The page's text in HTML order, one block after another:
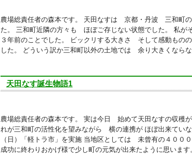
農場総責任者の森本です。 天田なすは 京都・丹波 三和町
た。 三和町近隣の方々も ほぼご存じない状態でした。 私が
３年前のことでした。 ビックリする大きさ そして感動も
した。 どういう訳か三和町以外の土地では 余り大きくなら
天田なす誕生物語1
農場総責任者の森本です。 実は今日 始めて天田なすの収
れが三和町の活性化を望みながら 横の連携が ほぼ出来てい
（日）「軽トラ市」を実施 当地区としては 未曾有の４００
成功に終わりおかげ様で少し町の元気が出来たように思いま